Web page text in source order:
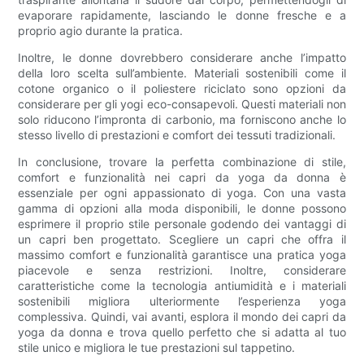
evaporare rapidamente, lasciando le donne fresche e a
proprio agio durante la pratica.
Inoltre, le donne dovrebbero considerare anche l’impatto
della loro scelta sull’ambiente. Materiali sostenibili come il
cotone organico o il poliestere riciclato sono opzioni da
considerare per gli yogi eco-consapevoli. Questi materiali non
solo riducono l’impronta di carbonio, ma forniscono anche lo
stesso livello di prestazioni e comfort dei tessuti tradizionali.
In conclusione, trovare la perfetta combinazione di stile,
comfort e funzionalità nei capri da yoga da donna è
essenziale per ogni appassionato di yoga. Con una vasta
gamma di opzioni alla moda disponibili, le donne possono
esprimere il proprio stile personale godendo dei vantaggi di
un capri ben progettato. Scegliere un capri che offra il
massimo comfort e funzionalità garantisce una pratica yoga
piacevole e senza restrizioni. Inoltre, considerare
caratteristiche come la tecnologia antiumidità e i materiali
sostenibili migliora ulteriormente l’esperienza yoga
complessiva. Quindi, vai avanti, esplora il mondo dei capri da
yoga da donna e trova quello perfetto che si adatta al tuo
stile unico e migliora le tue prestazioni sul tappetino.